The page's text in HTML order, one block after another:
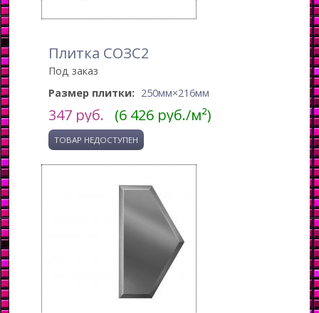
Плитка СОЗС2
Под заказ
Размер плитки: 250мм×216мм
347 руб. (6 426 руб./м²)